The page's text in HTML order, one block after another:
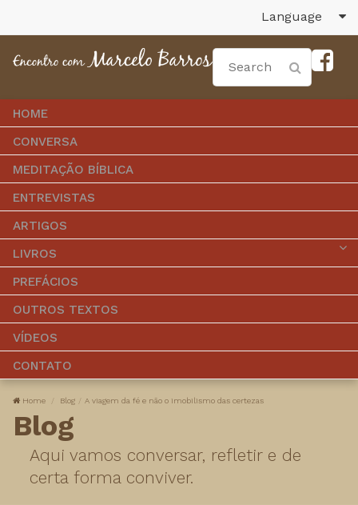
Language
HOME
CONVERSA
MEDITAÇÃO BÍBLICA
ENTREVISTAS
ARTIGOS
LIVROS
PREFÁCIOS
OUTROS TEXTOS
VÍDEOS
CONTATO
Home Blog A viagem da fé e não o imobilismo das certezas
Blog
Aqui vamos conversar, refletir e de
certa forma conviver.